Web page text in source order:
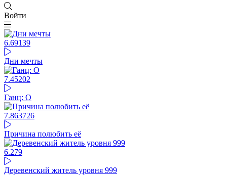
Войти
6.69139
Дни мечты
7.45202
Ганц: О
7.863726
Причина полюбить её
6.279
Деревенский житель уровня 999